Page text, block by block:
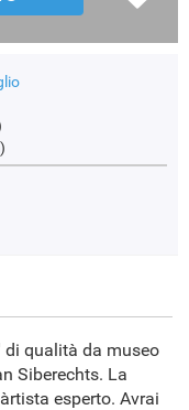
di qualità da museo
Siberechts. La
esperto. Avrai